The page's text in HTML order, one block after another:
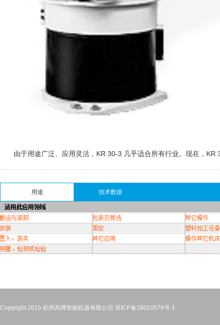
由于用途广泛、应用灵活，KR 30-3 几乎适合所有行业。现在，KR
用途 技术数据
Copyright 2015 杭州高博智能机器有限公司 浙ICP备16010578号-1